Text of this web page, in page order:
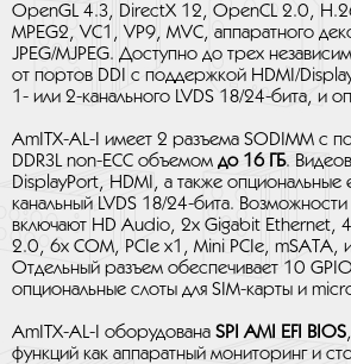
OpenGL 4.3, DirectX 12, OpenCL 2.0,
MPEG2, VC1, VP9, MVC, аппаратного
JPEG/MJPEG. Доступно до трех
от портов DDI с поддержкой HDMI/
1- или 2-канального LVDS 18/24-бита, и
AmITX-AL-I имеет 2 разъема SODIMM с
DDR3L non-ECC объемом до 16 ГБ.
DisplayPort, HDMI, а также опциональные
канальный LVDS 18/24-бита.
включают HD Audio, 2х Gigabit Ethernet,
2.0, 6x COM, PCIe x1, Mini PCIe, mSATA,
Отдельный разъем обеспечивает 10
опциональные слоты для SIM-карты и
AmITX-AL-I оборудована SPI AMI EFI BIOS
функций как аппаратный мониторинг и